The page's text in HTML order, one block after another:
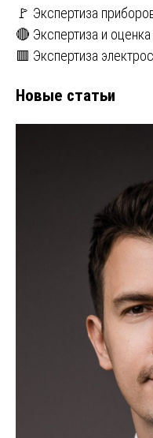
🚩 Экспертиза
🔴 Экспертиза и
🟥 Экспертиза
Новые статьи